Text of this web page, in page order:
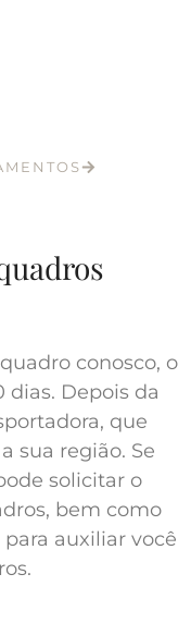
conosco, o
Depois da
que
sua região. Se
solicitar o
bem como
auxiliar você